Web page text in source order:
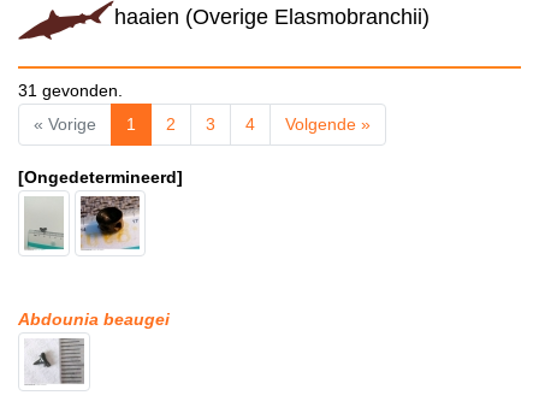
haaien (Overige Elasmobranchii)
31 gevonden.
« Vorige
1 2 3 4 Volgende »
[Ongedetermineerd]
Abdounia beaugei